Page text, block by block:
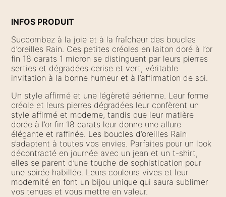
INFOS PRODUIT
Succombez à la joie et à la fraîcheur des boucles
d’oreilles Rain. Ces petites créoles en laiton doré à l’or
fin 18 carats 1 micron se distinguent par leurs pierres
serties et dégradées cerise et vert, véritable
invitation à la bonne humeur et à l’affirmation de soi.
Un style affirmé et une légèreté aérienne. Leur forme
créole et leurs pierres dégradées leur confèrent un
style affirmé et moderne, tandis que leur matière
dorée à l’or fin 18 carats leur donne une allure
élégante et raffinée. Les boucles d’oreilles Rain
s’adaptent à toutes vos envies. Parfaites pour un look
décontracté en journée avec un jean et un t-shirt,
elles se parent d’une touche de sophistication pour
une soirée habillée. Leurs couleurs vives et leur
modernité en font un bijou unique qui saura sublimer
vos tenues et vous mettre en valeur.